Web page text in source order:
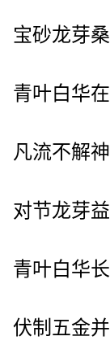
宝砂龙芽
青叶白华
凡流不解
对节龙芽
青叶白华
伏制五金